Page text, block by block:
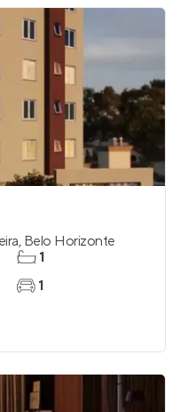
, Belo Horizonte
1
1